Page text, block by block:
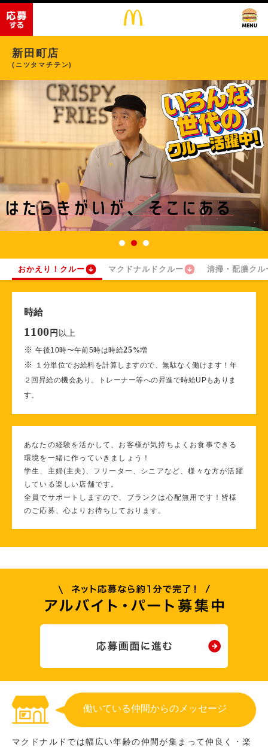
新田町店
(ニツタマチテン)
おかえり！クルー マクドナルドクルー 清掃・配膳クル
時給
1100 円 以上
※午後10時〜午前5時は時給25%増
※
１分単位でお給料を計算しますので、無駄なく働けます！年
２回昇給の機会あり。トレーナー等への昇進で時給UPもありま
す。
あなたの経験を活かして、お客様が気持ちよくお食事できる
環境を一緒に作っていきましょう！
学生、主婦(主夫)、フリーター、シニアなど、様々な方が活躍
している楽しい店舗です。
全員でサポートしますので、ブランクは心配無用です！皆様
のご応募、心よりお待ちしております。
働いている仲間からのメッセージ
マクドナルドでは幅広い年齢の仲間が集まって仲良く・楽